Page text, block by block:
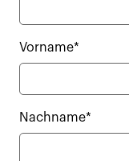
Vorname*
Nachname*